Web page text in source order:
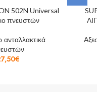
502N Universal
πνευστών
€